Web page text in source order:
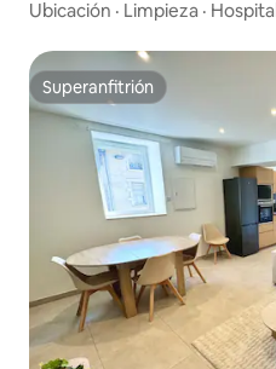
Ubicación · Limpieza ·
Superanfitrión
Superanfitrión